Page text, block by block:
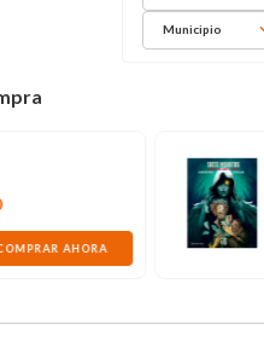
Municipio
AHORA